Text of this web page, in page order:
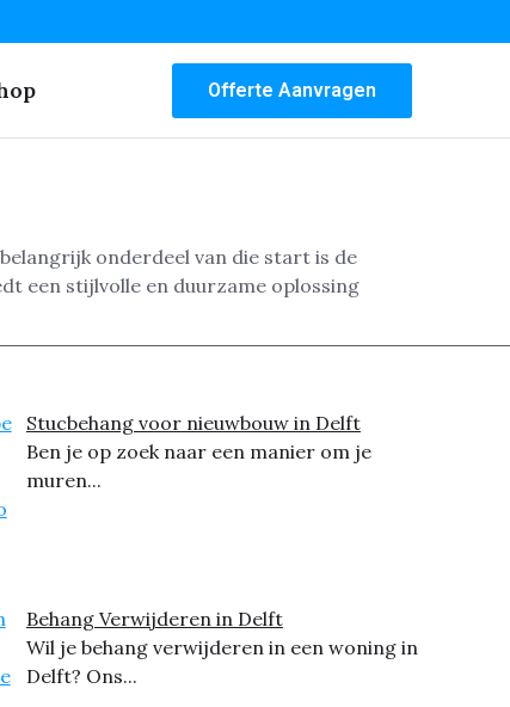
Offerte Aanvragen
onderdeel van die start is de
een stijlvolle en duurzame oplossing
Stucbehang voor nieuwbouw in Delft
Ben je op zoek naar een manier om je
muren...
Behang Verwijderen in Delft
Wil je behang verwijderen in een woning in
Delft? Ons...